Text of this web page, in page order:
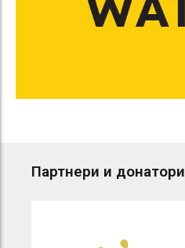
Партнери и донатори